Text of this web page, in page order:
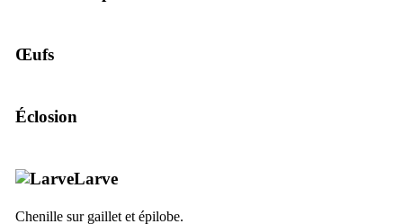
Œufs
Éclosion
Larve
Chenille sur gaillet et épilobe.